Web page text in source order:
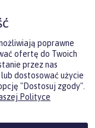
POMOC MOJE
KONTO
zakup.
poprawne
ofertę do Twoich
przez nas
dostosować użycie
"Dostosuj zgody".
Polityce